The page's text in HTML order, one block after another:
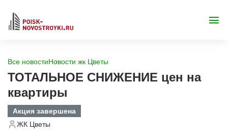
Все новостиНовости жк Цветы
ТОТАЛЬНОЕ СНИЖЕНИЕ цен на
квартиры
Акция завершена
ЖК Цветы